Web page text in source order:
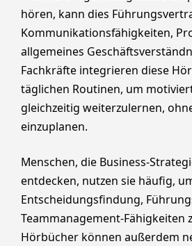
hören, kann dies
Kommunikationsfähigkeiten,
allgemeines
Fachkräfte integrieren diese
täglichen Routinen, um
gleichzeitig weiterzulernen,
einzuplanen.
Menschen, die Business-
entdecken, nutzen sie häufig,
Entscheidungsfindung,
Teammanagement-Fähigkeiten
Hörbücher können außerdem